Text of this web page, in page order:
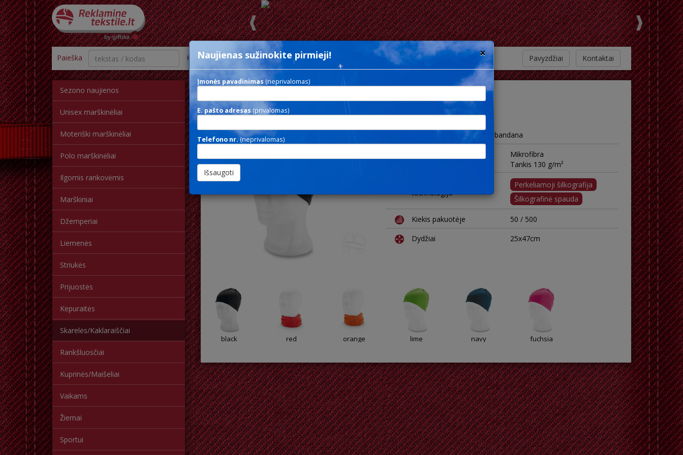
Paieška Kategorija -- Spalva Pavyzdžiai Kontaktai
Sezono naujienos
Unisex marškinėliai
Moteriški marškinėliai
Polo marškinėliai
Ilgomis rankovėmis
Marškiniai
Džemperiai
Liemenės
Striukės
Prijuostės
Kepuraitės
Skarelės/Kaklaraiščiai
Rankšluosčiai
Kuprinės/Maišeliai
Vaikams
Žiemai
Sportui
PROMO BANDANA
Daugiafunkcinė skarelė - bandana
Mikrofibra
Tankis 130 g/m²
technologija
Perkeliamoji šilkografija
Šilkografinė spauda
Kiekis pakuotėje
50 / 500
Dydžiai
25x47cm
black red orange lime navy fuchsia
×
Naujienas sužinokite pirmieji!
Įmonės pavadinimas (neprivalomas)
E. pašto adresas (privalomas)
Telefono nr.(neprivalomas)